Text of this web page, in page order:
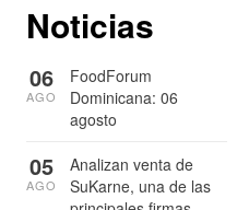
Noticias
FoodForum
Dominicana: 06
agosto
06
AGO
Analizan venta de
SuKarne, una de las
05
AGO